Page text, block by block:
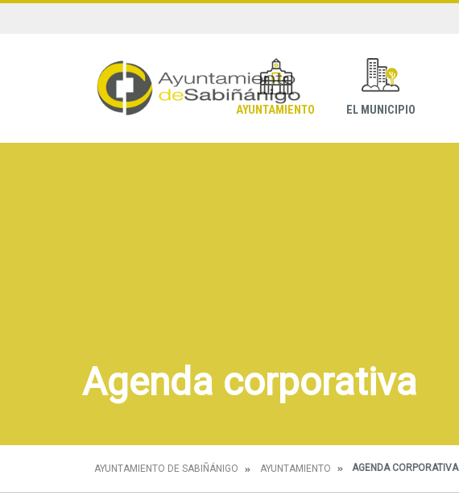
AYUNTAMIENTO EL MUNICIPIO
Agenda corporativa
AYUNTAMIENTO DE SABIÑÁNIGO AYUNTAMIENTO AGENDA CORPORATIVA